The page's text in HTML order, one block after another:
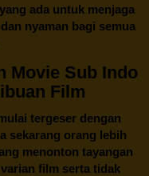
ada untuk menjaga
nyaman bagi semua
Movie Sub Indo
Film
tergeser dengan
sekarang orang lebih
menonton tayangan
film serta tidak